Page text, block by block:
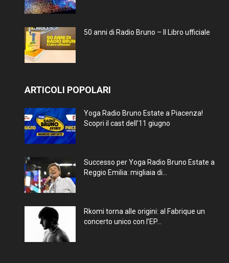
50 anni di Radio Bruno – Il Libro ufficiale
ARTICOLI POPOLARI
Yoga Radio Bruno Estate a Piacenza!
Scopri il cast dell’11 giugno
Successo per Yoga Radio Bruno Estate a
Reggio Emilia: migliaia di...
Rkomi torna alle origini: al Fabrique un
concerto unico con l’EP...